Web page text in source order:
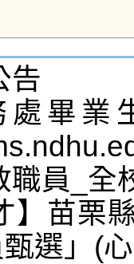
告
處畢業
職員_全
】苗栗
選」(